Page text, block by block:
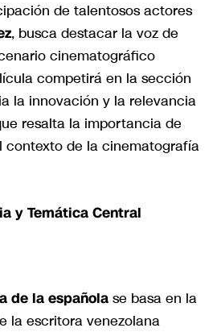
de talentosos actores
, busca destacar la voz de
cinematográfico
competirá en la sección
la innovación y la relevancia
resalta la importancia de
contexto de la cinematografía
y Temática Central
de la española se basa en la
la escritora venezolana